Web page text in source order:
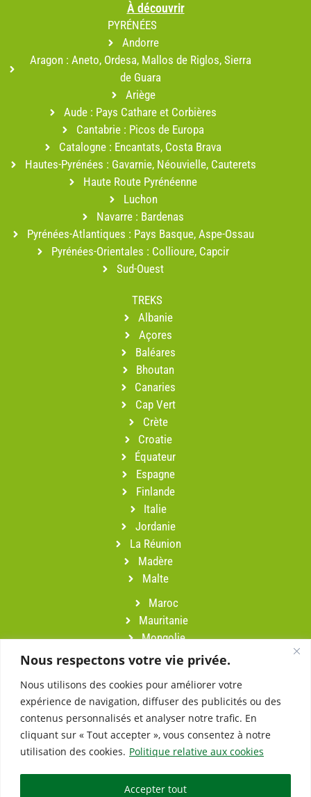
Nous respectons votre vie privée.
Nous utilisons des cookies pour améliorer votre
expérience de navigation, diffuser des publicités ou des
contenus personnalisés et analyser notre trafic. En
cliquant sur « Tout accepter », vous consentez à notre
utilisation des cookies. Politique relative aux cookies
Accepter tout
À découvrir
PYRÉNÉES
Andorre
Aragon : Aneto, Ordesa, Mallos de Riglos, Sierra
de Guara
Ariège
Aude : Pays Cathare et Corbières
Cantabrie : Picos de Europa
Catalogne : Encantats, Costa Brava
Hautes-Pyrénées : Gavarnie, Néouvielle, Cauterets
Haute Route Pyrénéenne
Luchon
Navarre : Bardenas
Pyrénées-Atlantiques : Pays Basque, Aspe-Ossau
Pyrénées-Orientales : Collioure, Capcir
Sud-Ouest
TREKS
Albanie
Açores
Baléares
Bhoutan
Canaries
Cap Vert
Crète
Croatie
Équateur
Espagne
Finlande
Italie
Jordanie
La Réunion
Madère
Malte
Maroc
Mauritanie
Mongolie
Namibie
Oman
Pérou
Portugal
Sardaigne
Slovénie
Suisse